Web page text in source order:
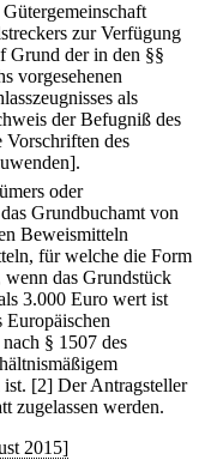
zur Verfügung
Grund der in den §§
vorgesehenen
als
der Befugniß des
Vorschriften des
oder
Grundbuchamt von
Beweismitteln
für welche die Form
das Grundstück
3.000 Euro wert ist
Europäischen
§ 1507 des
[2] Der Antragsteller
zugelassen werden.
2015]